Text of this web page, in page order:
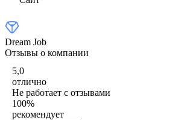
Dream Job
Отзывы о компании
5,0
отлично
Не работает с отзывами
100%
рекомендует